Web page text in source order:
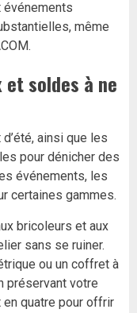
même
et soldes à ne
ainsi que les
pour dénicher des
événements, les
certaines gammes.
bricoleurs et aux
sans se ruiner.
ou un coffret à
préservant votre
quatre pour offrir